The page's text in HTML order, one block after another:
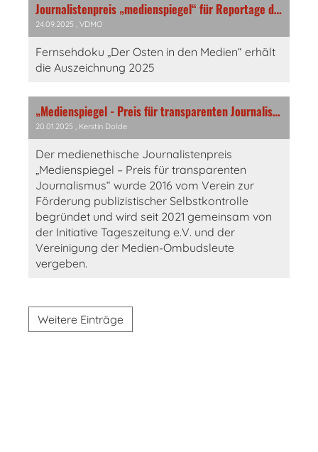
Journalistenpreis „medienspiegel“ für Reportage des Mitteldeutschen Rundfunks
24.09.2025 , VDMO
Fernsehdoku „Der Osten in den Medien“ erhält
die Auszeichnung 2025
„Medienspiegel - Preis für transparenten Journalismus“ 2025
20.01.2025 , Kerstin Dolde
Der medienethische Journalistenpreis
„Medienspiegel – Preis für transparenten
Journalismus“ wurde 2016 vom Verein zur
Förderung publizistischer Selbstkontrolle
begründet und wird seit 2021 gemeinsam von
der Initiative Tageszeitung e.V. und der
Vereinigung der Medien-Ombudsleute
vergeben.
Weitere Einträge